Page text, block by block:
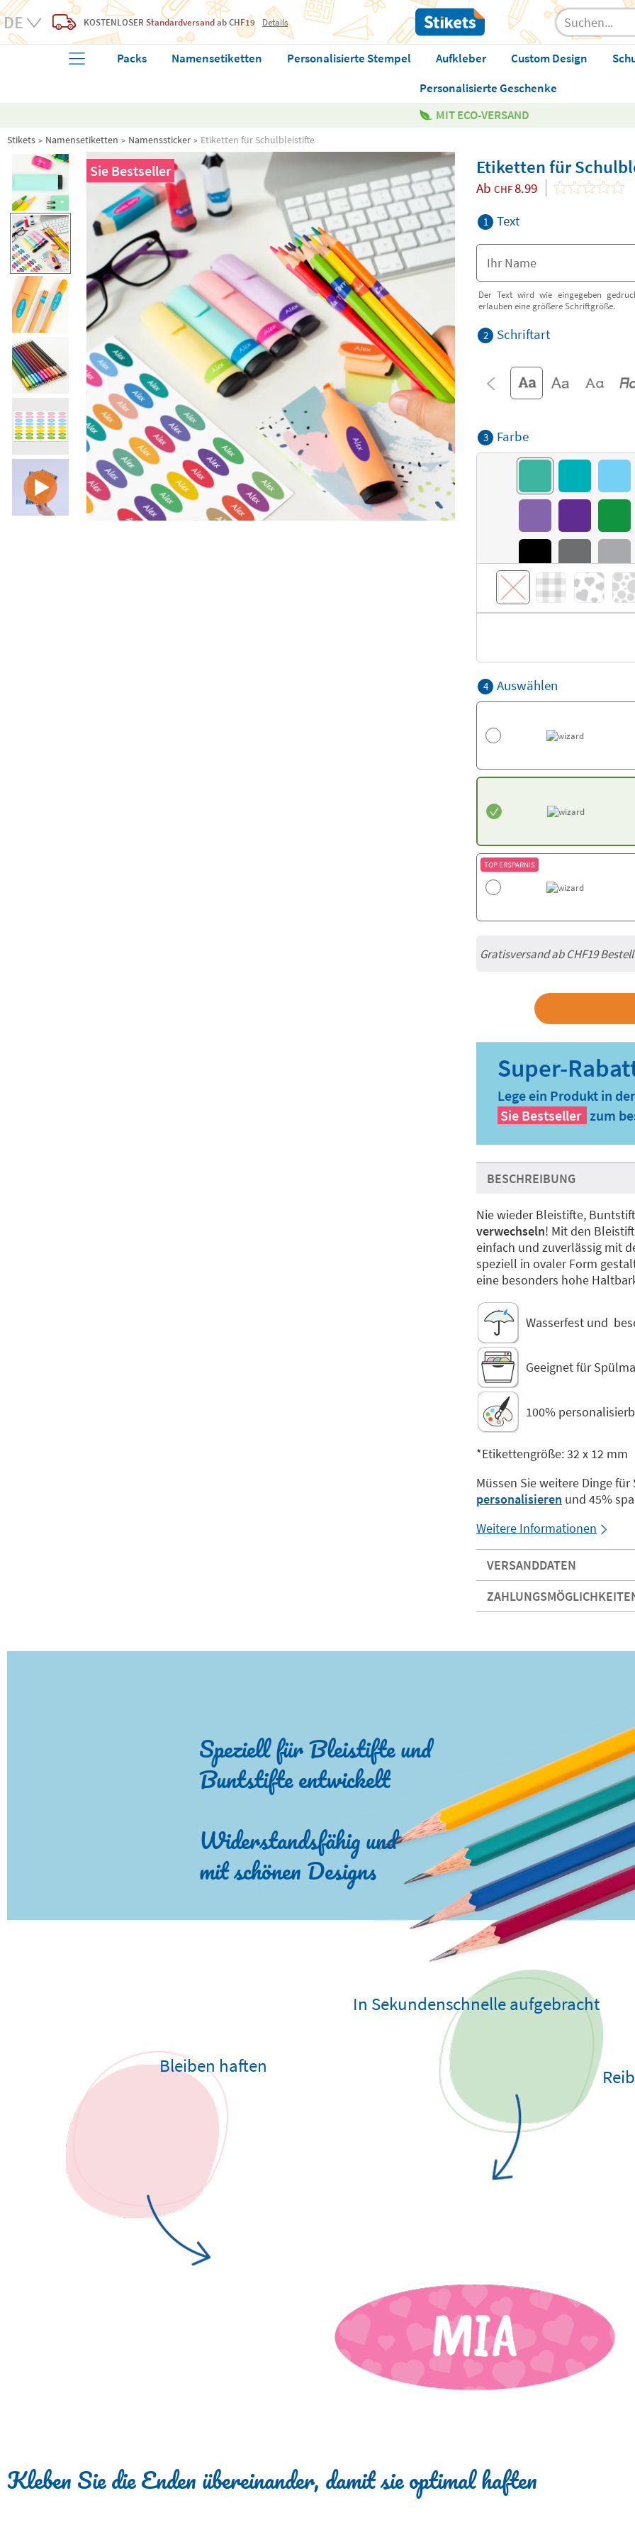
KOSTENLOSER Standardversandab CHF19 Details
Packs Namensetiketten Personalisierte Stempel Aufkleber Custom Design
Personalisierte Geschenke
MIT ECO-VERSAND
Stikets Namensetiketten Namenssticker Etiketten für Schulbleistifte
Sie Bestseller Etiketten für
Ab CHF8.99
1 Text
Der Text wird wie eingegeben
erlauben eine größere Schriftgröße.
2 Schriftart
3 Farbe
4 Auswählen
TOP ERSPARNIS
Gratisversand abCHF19
Lege ein Produkt in
Sie Bestseller zum
BESCHREIBUNG
Nie wieder Bleistifte,
verwechseln! Mit den
einfach und zuverlässig mit
speziell in ovaler Form
eine besonders hohe
Wasserfest und
Geeignet für
100%
*Etikettengröße: 32 x 12 mm
Müssen Sie weitere Dinge
personalisieren und 45%
Weitere Informationen
VERSANDDATEN
Speziell für Bleistifte und
Buntstifte entwickelt
Widerstandsfähig und
mit schönen Designs
In Sekundenschnelle aufgebracht
Bleiben haften
Kleben Sie die Enden übereinander, damit sie optimal haften